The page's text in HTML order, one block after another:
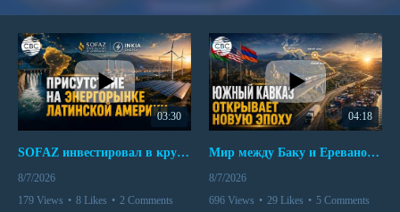
03:30
SOFAZ инвестировал в крупнейшего независимого производителя электроэнергии Перу
8/7/2026
179 Views • 8 Likes • 2 Comments
04:18
Мир между Баку и Ереваном запускает крупные логистические проекты
8/7/2026
696 Views • 29 Likes • 5 Comments